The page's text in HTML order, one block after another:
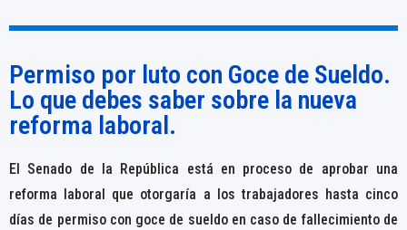
Permiso por luto con Goce de Sueldo.
Lo que debes saber sobre la nueva
reforma laboral.
El Senado de la República está en proceso de aprobar una
reforma laboral que otorgaría a los trabajadores hasta cinco
días de permiso con goce de sueldo en caso de fallecimiento de